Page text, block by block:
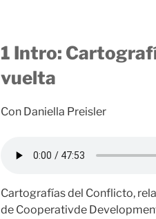
1 Intro:
vuelta
Con Daniella Preisler
Cartografías del Conflicto,
de Cooperativde